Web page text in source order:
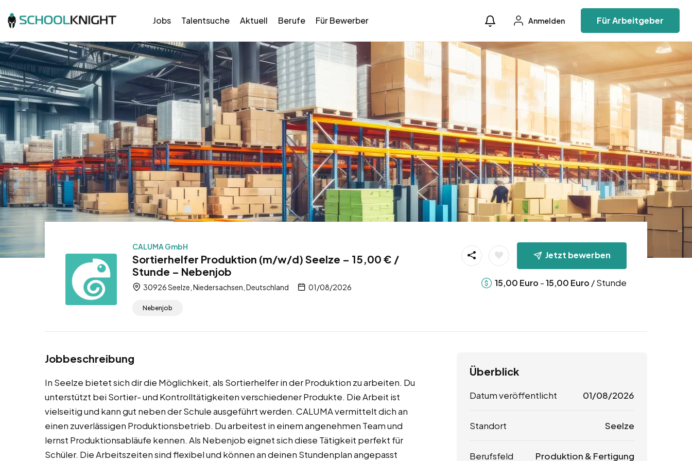
Jobs Talentsuche Aktuell Berufe Für Bewerber Anmelden Für Arbeitgeber
CALUMA GmbH
Sortierhelfer Produktion (m/w/d) Seelze – 15,00 € /
Stunde – Nebenjob
30926 Seelze, Niedersachsen, Deutschland 01/08/2026
Nebenjob
Jetzt bewerben
15,00 Euro -15,00 Euro / Stunde
Jobbeschreibung
In Seelze bietet sich dir die Möglichkeit, als Sortierhelfer in der Produktion zu arbeiten. Du
unterstützt bei Sortier- und Kontrolltätigkeiten verschiedener Produkte. Die Arbeit ist
vielseitig und kann gut neben der Schule ausgeführt werden. CALUMA vermittelt dich an
einen zuverlässigen Produktionsbetrieb. Du arbeitest in einem angenehmen Team und
lernst Produktionsabläufe kennen. Als Nebenjob eignet sich diese Tätigkeit perfekt für
Schüler. Die Arbeitszeiten sind flexibel und können an deinen Stundenplan angepasst
Überblick
Datum veröffentlicht 01/08/2026
Standort Seelze
Berufsfeld Produktion & Fertigung